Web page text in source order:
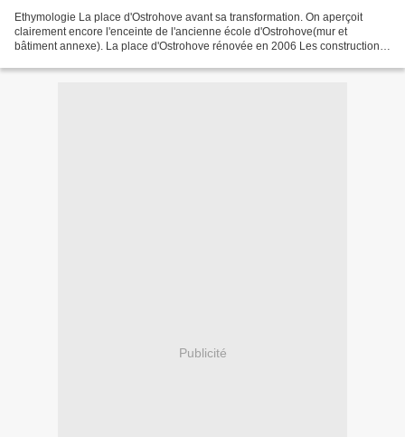
Ethymologie La place d'Ostrohove avant sa transformation. On aperçoit
clairement encore l'enceinte de l'ancienne école d'Ostrohove(mur et
bâtiment annexe). La place d'Ostrohove rénovée en 2006 Les constructions
Publicité